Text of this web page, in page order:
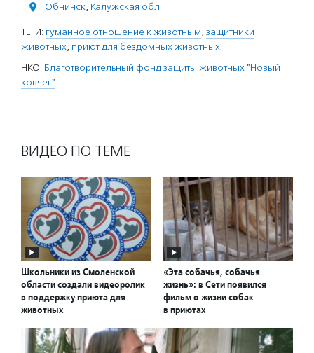
Обнинск, Калужская обл.
ТЕГИ: гуманное отношение к животным, защитники
животных, приют для бездомных животных
НКО: Благотворительный фонд защиты животных "Новый
ковчег"
ВИДЕО ПО ТЕМЕ
Школьники из Смоленской
области создали видеоролик
в поддержку приюта для
животных
«Эта собачья, собачья
жизнь»: в Сети появился
фильм о жизни собак
в приютах